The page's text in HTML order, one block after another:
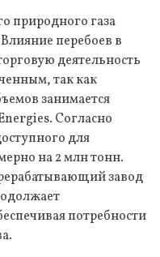
природного газа
перебоев в
деятельность
так как
занимается
Согласно
для
на 2 млн тонн.
завод
потребности